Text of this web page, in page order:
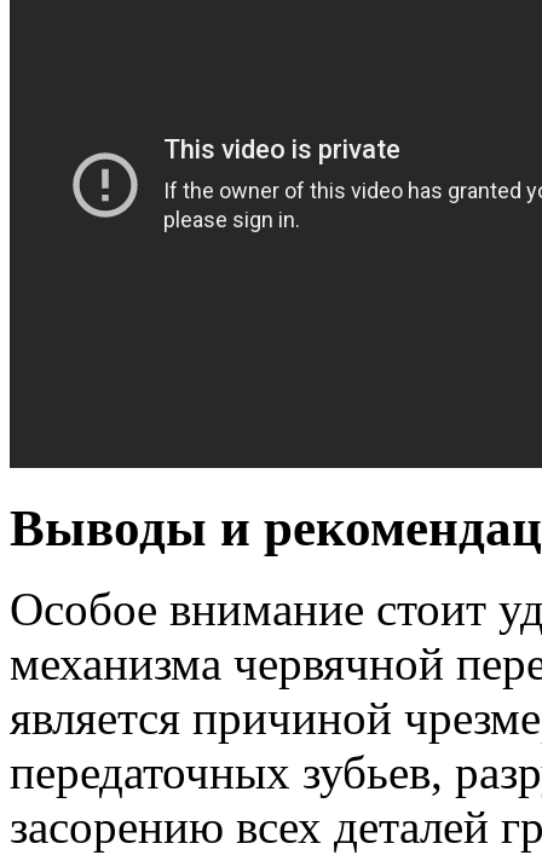
Выводы и
Особое внимание стоит
механизма червячной
является причиной
передаточных зубьев,
засорению всех деталей